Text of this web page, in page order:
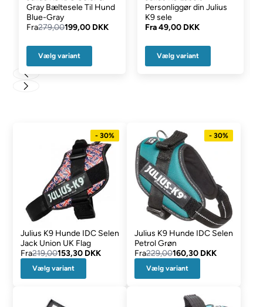
Gray Bæltesele Til Hund
Blue-Gray
Fra279,00199,00 DKK
Vælg variant
Personliggør din Julius
K9 sele
Fra49,00 DKK
Vælg variant
- 30%
Julius K9 Hunde IDC Selen
Jack Union UK Flag
Fra219,00153,30 DKK
Vælg variant
- 30%
Julius K9 Hunde IDC Selen
Petrol Grøn
Fra229,00160,30 DKK
Vælg variant